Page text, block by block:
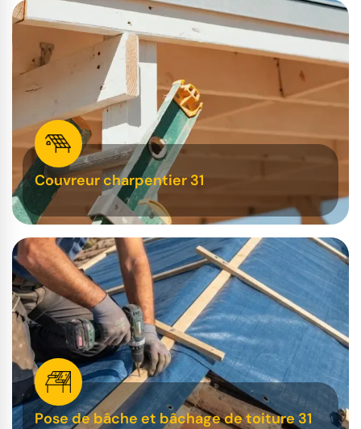
Couvreur charpentier 31
Pose de bâche et bâchage de toiture 31